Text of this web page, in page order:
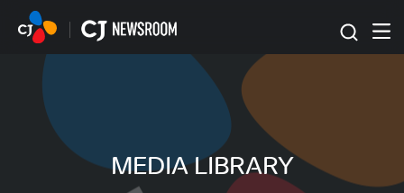
본문 바로가기
MEDIA LIBRARY